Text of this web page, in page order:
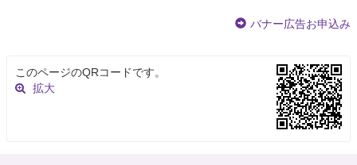
バナー広告お申込み
このページのQRコードです。
拡大